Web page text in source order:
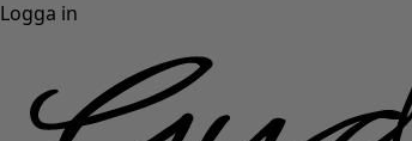
Logga in